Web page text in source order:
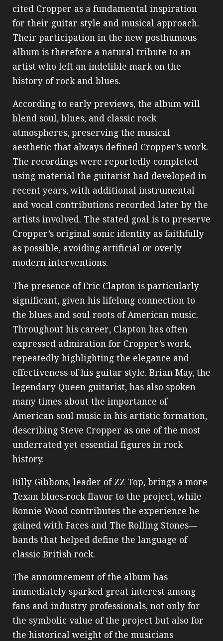
cited Cropper as a fundamental inspiration
for their guitar style and musical approach.
Their participation in the new posthumous
album is therefore a natural tribute to an
artist who left an indelible mark on the
history of rock and blues.
According to early previews, the album will
blend soul, blues, and classic rock
atmospheres, preserving the musical
aesthetic that always defined Cropper’s work.
The recordings were reportedly completed
using material the guitarist had developed in
recent years, with additional instrumental
and vocal contributions recorded later by the
artists involved. The stated goal is to preserve
Cropper’s original sonic identity as faithfully
as possible, avoiding artificial or overly
modern interventions.
The presence of Eric Clapton is particularly
significant, given his lifelong connection to
the blues and soul roots of American music.
Throughout his career, Clapton has often
expressed admiration for Cropper’s work,
repeatedly highlighting the elegance and
effectiveness of his guitar style. Brian May, the
legendary Queen guitarist, has also spoken
many times about the importance of
American soul music in his artistic formation,
describing Steve Cropper as one of the most
underrated yet essential figures in rock
history.
Billy Gibbons, leader of ZZ Top, brings a more
Texan blues‑rock flavor to the project, while
Ronnie Wood contributes the experience he
gained with Faces and The Rolling Stones—
bands that helped define the language of
classic British rock.
The announcement of the album has
immediately sparked great interest among
fans and industry professionals, not only for
the symbolic value of the project but also for
the historical weight of the musicians